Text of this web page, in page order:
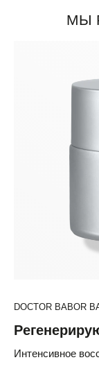
МЫ
DOCTOR BABOR
Интенсивное